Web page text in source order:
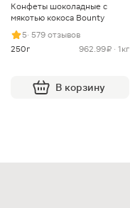
Конфеты шоколадные с
мякотью кокоса Bounty
5· 579 отзывов
250г
962.99 ₽ · 1кг
В корзину